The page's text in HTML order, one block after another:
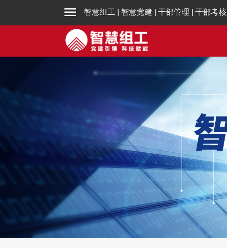
智慧组工 智慧党建 干部管理 干部考核